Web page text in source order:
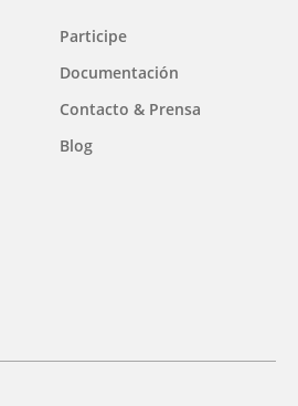
Participe
Documentación
Contacto & Prensa
Blog